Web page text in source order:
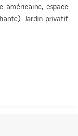
américaine, espace
Jardin privatif